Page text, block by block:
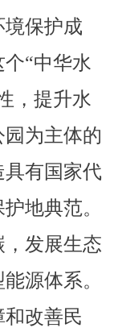
保护成
“中华水
，提升水
为主体的
具有国家代
地典范。
发展生态
源体系。
改善民